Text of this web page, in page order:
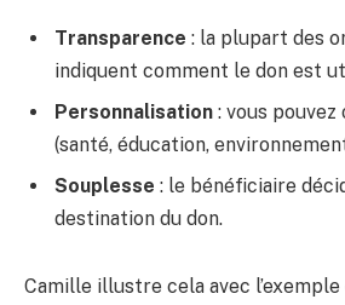
Transparence : la plupart des
indiquent comment le don est
Personnalisation : vous
(santé, éducation,
Souplesse : le bénéficiaire
destination du don.
Camille illustre cela avec l’exemple